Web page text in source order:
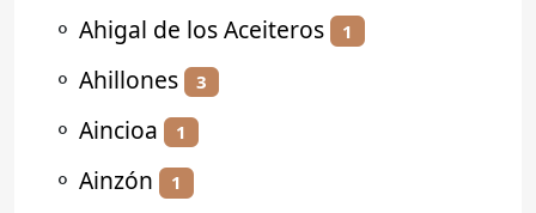
⚬ Ahigal de los Aceiteros 1
⚬ Ahillones 3
⚬ Aincioa 1
⚬ Ainzón 1